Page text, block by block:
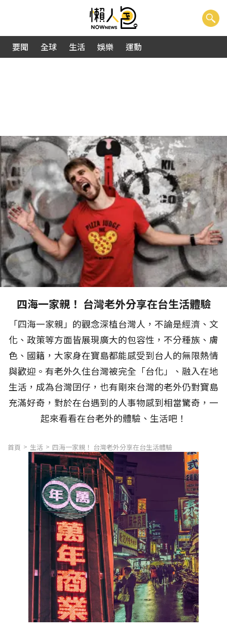
要聞 全球 生活 娛樂 運動
四海一家親！ 台灣老外分享在台生活體驗
「四海一家親」的觀念深植台灣人，不論是經濟、文
化、政策等方面皆展現廣大的包容性，不分種族、膚
色、國籍，大家身在寶島都能感受到台人的無限熱情
與歡迎。有老外久住台灣被完全「台化」、融入在地
生活，成為台灣囝仔，也有剛來台灣的老外仍對寶島
充滿好奇，對於在台遇到的人事物感到相當驚奇，一
起來看看在台老外的體驗、生活吧！
首頁 生活 四海一家親！ 台灣老外分享在台生活體驗